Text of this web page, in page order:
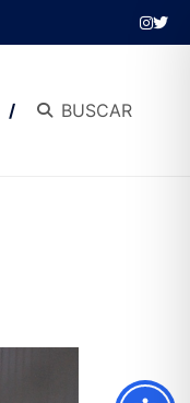
BUSCAR